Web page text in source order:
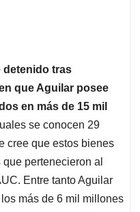
detenido tras
que Aguilar posee
en más de 15 mil
se conocen 29
cree que estos bienes
pertenecieron al
Entre tanto Aguilar
más de 6 mil millones